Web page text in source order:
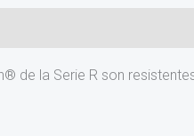
de la Serie R son